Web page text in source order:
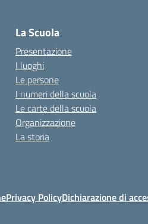
La Scuola
Presentazione
I luoghi
Le persone
I numeri della scuola
Le carte della scuola
Organizzazione
La storia
Privacy PolicyDichiarazione di